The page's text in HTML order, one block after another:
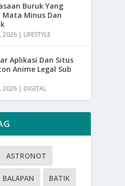
Buruk Yang
Mata Minus Dan
2026 | LIFESTYLE
Aplikasi Dan Situs
Anime Legal Sub
2026 | DIGITAL
ASTRONOT
BALAPAN BATIK